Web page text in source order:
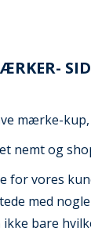
mærke-
nemt og
for vores
med
bare